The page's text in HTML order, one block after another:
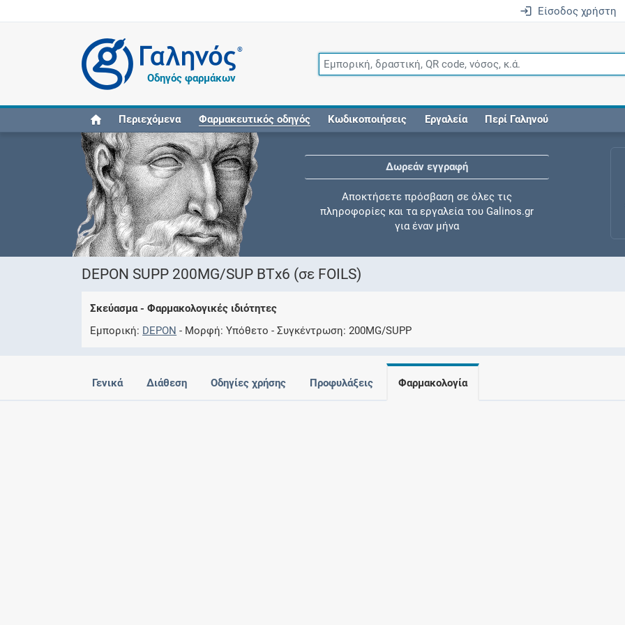
Είσοδος χρήστη
®
Οδηγός φαρμάκων
Περιεχόμενα Φαρμακευτικός οδηγός Κωδικοποιήσεις Εργαλεία Περί Γαληνού
Δωρεάν εγγραφή
Αποκτήσετε πρόσβαση σε όλες τις
πληροφορίες και τα εργαλεία του Galinos.gr
για έναν μήνα
Ελέγξτε την αγωγή σας για αντενδείξεις και
DEPON SUPP 200MG/SUP ΒΤx6 (σε FOILS)
Σκεύασμα - Φαρμακολογικές ιδιότητες
Εμπορική DEPON Μορφή Υπόθετο Συγκέντρωση 200MG/SUPP
Γενικά Διάθεση Οδηγίες χρήσης Προφυλάξεις Φαρμακολογία